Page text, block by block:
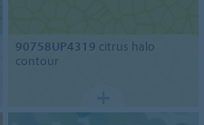
90758UP4319 citrus halo
contour